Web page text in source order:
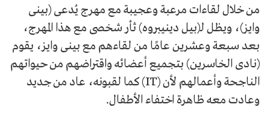
من خلال لقاءات مرعبة وعجيبة مع مهرج يُدعى (بينى
وايز)، ويظل لـ(بيل دينيبروه) ثأر شخصى مع هذا المهرج،
بعد سبعة وعشرين عامًا من لقاءهم مع بينى وايز، يقوم
(نادى الخاسرين) بتجميع أعضائه واقتراضهم من حيواتهم
الناجحة وأعمالهم لأن (IT) كما لقبونه، عاد من جديد
وعادت معه ظاهرة اختفاء الأطفال.